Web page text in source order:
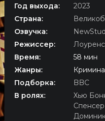
Год выхода:
2023
Страна:
Озвучка:
Режиссер:
Время:
58 мин
Жанры:
Подборка:
BBC
В ролях:
Хью
Спенсер